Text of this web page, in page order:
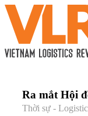
Ra mắt Hội
Thời sự -